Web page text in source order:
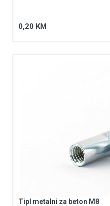
0,20 KM
Tipl metalni za beton M8